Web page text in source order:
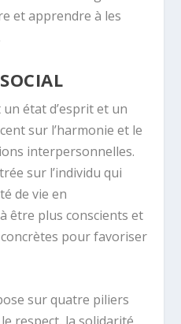
et apprendre à les
état d’esprit et un
sur l’harmonie et le
interpersonnelles.
sur l’individu qui
de vie en
être plus conscients et
pour favoriser
sur quatre piliers